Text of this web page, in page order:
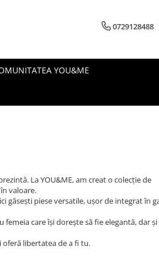
0729128488
YOU&ME
La YOU&ME, am creat o colecție de
valoare.
găsești piese versatile, ușor de integrat în
care își dorește să fie elegantă, dar și
libertatea de a fi tu.